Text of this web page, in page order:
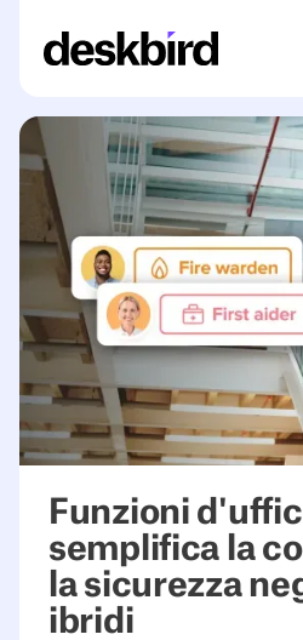
Funzioni
semplifica la
la sicurezza
ibridi